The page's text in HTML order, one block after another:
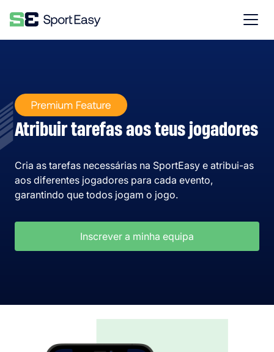
Atribuir tarefas aos teus jogadores
Cria as tarefas necessárias na SportEasy e atribui-as
aos diferentes jogadores para cada evento,
garantindo que todos jogam o jogo.
Inscrever a minha equipa